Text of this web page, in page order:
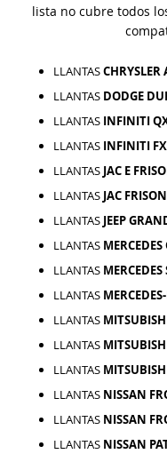
lista no cubre todos
LLANTASCHRYSLER
LLANTAS DODGE
LLANTAS INFINITI
LLANTAS INFINITI
LLANTAS JAC E
LLANTAS JAC
LLANTAS JEEP
LLANTAS
LLANTAS
LLANTAS
LLANTAS
LLANTAS
LLANTAS
LLANTAS NISSAN
LLANTAS NISSAN
LLANTAS NISSAN